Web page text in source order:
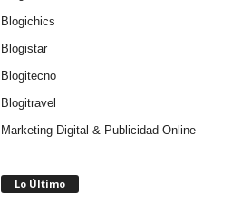
Blogichics
Blogistar
Blogitecno
Blogitravel
Marketing Digital & Publicidad Online
Lo Último